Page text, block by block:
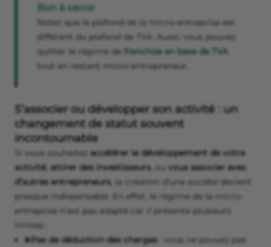
Bon à savoir
Notez que le plafond de la micro-entreprise est
différent du plafond de TVA. Aussi, vous pouvez
quitter le régime de franchise en base de TVA
tout en restant micro-entrepreneur.
S’associer ou développer son activité : un
changement de statut souvent
incontournable
Si vous souhaitez accélérer le développement de votre
activité, attirer des investisseurs, ou vous associer avec
d’autres entrepreneurs, la création d’une société devient
presque indispensable. En effet, le régime de la micro-
entreprise n’est pas adapté car il présente plusieurs
limites :
❌Pas de déduction des charges : vous ne pouvez pas